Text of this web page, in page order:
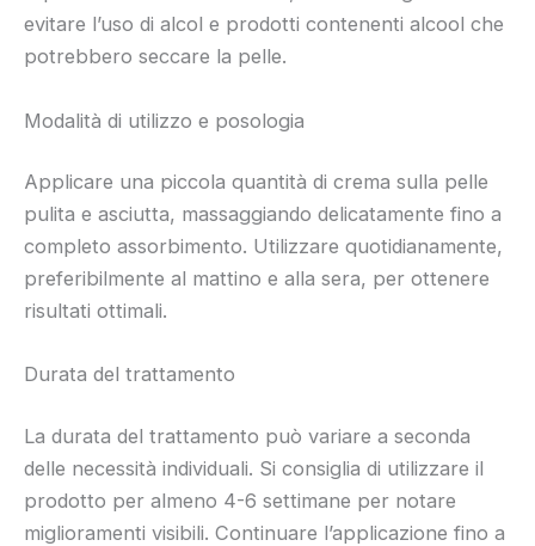
evitare l’uso di alcol e prodotti contenenti alcool che
potrebbero seccare la pelle.
Modalità di utilizzo e posologia
Applicare una piccola quantità di crema sulla pelle
pulita e asciutta, massaggiando delicatamente fino a
completo assorbimento. Utilizzare quotidianamente,
preferibilmente al mattino e alla sera, per ottenere
risultati ottimali.
Durata del trattamento
La durata del trattamento può variare a seconda
delle necessità individuali. Si consiglia di utilizzare il
prodotto per almeno 4-6 settimane per notare
miglioramenti visibili. Continuare l’applicazione fino a